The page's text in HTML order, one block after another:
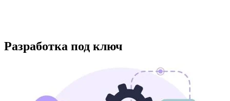
Разработка под ключ